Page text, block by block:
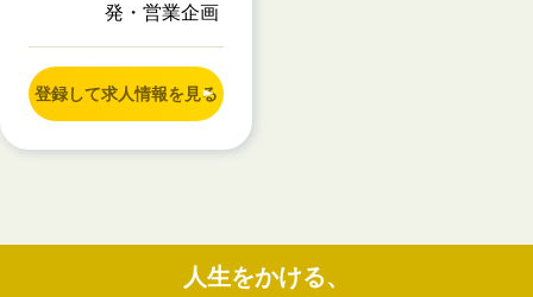
発・営業企画
登録して求人情報を見る
人生をかける、